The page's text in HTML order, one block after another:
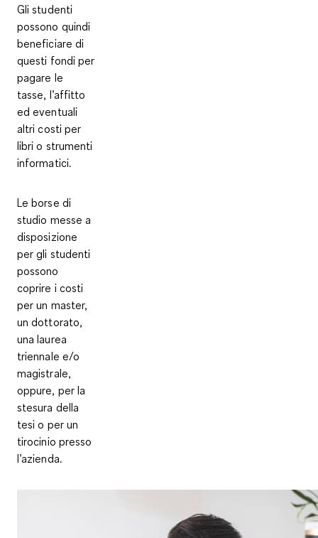
Gli studenti
possono quindi
beneficiare di
questi fondi per
pagare le
tasse, l’affitto
ed eventuali
altri costi per
libri o strumenti
informatici.
Le borse di
studio messe a
disposizione
per gli studenti
possono
coprire i costi
per un master,
un dottorato,
una laurea
triennale e/o
magistrale,
oppure, per la
stesura della
tesi o per un
tirocinio presso
l’azienda.